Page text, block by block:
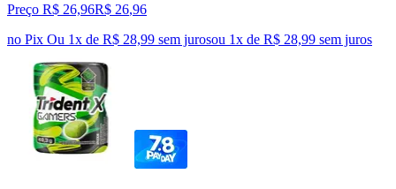
Preço R$ 26,96R$ 26,96
no Pix Ou 1x de R$ 28,99 sem jurosou 1x de R$ 28,99 sem juros